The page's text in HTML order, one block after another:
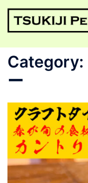
Category:
ー